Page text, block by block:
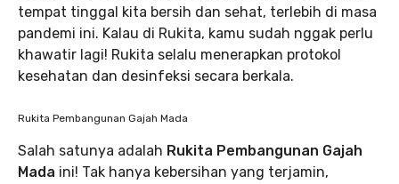
tempat tinggal kita bersih dan sehat, terlebih di masa
pandemi ini. Kalau di Rukita, kamu sudah nggak perlu
khawatir lagi! Rukita selalu menerapkan protokol
kesehatan dan desinfeksi secara berkala.
Rukita Pembangunan Gajah Mada
Salah satunya adalah Rukita Pembangunan Gajah
Mada ini! Tak hanya kebersihan yang terjamin,